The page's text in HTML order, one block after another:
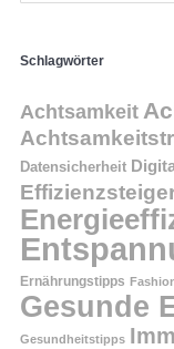
Schlagwörter
Achtsamkeit
Datensicherheit
Ernährungstipps
Gesunde
Gesundheitstipps